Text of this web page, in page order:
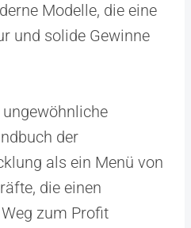
Modelle, die eine
und solide Gewinne
der
als ein Menü von
die einen
zum Profit